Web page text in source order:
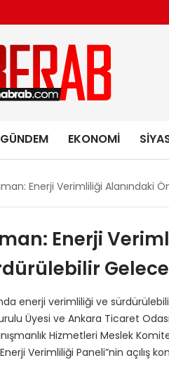
GÜNDEM EKONOMI
Enerji Verimliliği Alanındaki
Enerji
enerji verimliliği ve
Üyesi ve Ankara Ticaret
Hizmetleri Meslek
Verimliliği Paneli”nin açılış